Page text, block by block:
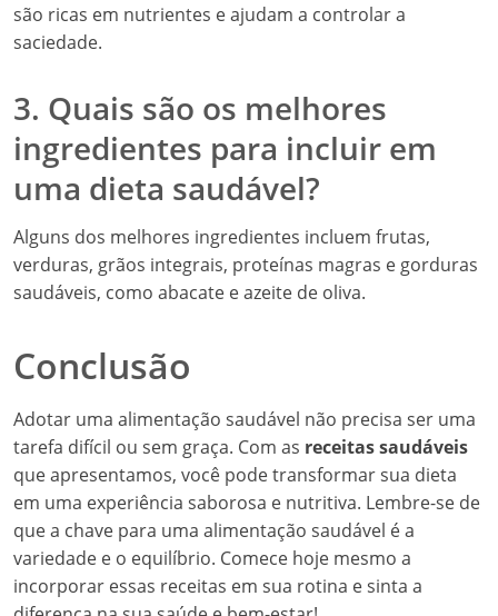
são ricas em nutrientes e ajudam a controlar a
saciedade.
3. Quais são os melhores
ingredientes para incluir em
uma dieta saudável?
Alguns dos melhores ingredientes incluem frutas,
verduras, grãos integrais, proteínas magras e gorduras
saudáveis, como abacate e azeite de oliva.
Conclusão
Adotar uma alimentação saudável não precisa ser uma
tarefa difícil ou sem graça. Com as receitas saudáveis
que apresentamos, você pode transformar sua dieta
em uma experiência saborosa e nutritiva. Lembre-se de
que a chave para uma alimentação saudável é a
variedade e o equilíbrio. Comece hoje mesmo a
incorporar essas receitas em sua rotina e sinta a